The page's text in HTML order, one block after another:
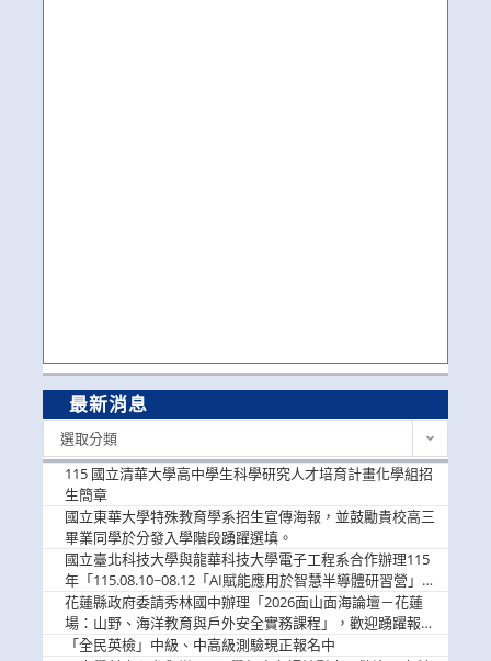
最新消息
選取分類
115 國立清華大學高中學生科學研究人才培育計畫化學組招
生簡章
國立東華大學特殊教育學系招生宣傳海報，並鼓勵貴校高三
畢業同學於分發入學階段踴躍選填。
國立臺北科技大學與龍華科技大學電子工程系合作辦理115
年「115.08.10~08.12「AI賦能應用於智慧半導體研習營」，
歡迎學生踴躍報名參加
花蓮縣政府委請秀林國中辦理「2026面山面海論壇－花蓮
場：山野、海洋教育與戶外安全實務課程」，歡迎踴躍報名
參加
「全民英檢」中級、中高級測驗現正報名中